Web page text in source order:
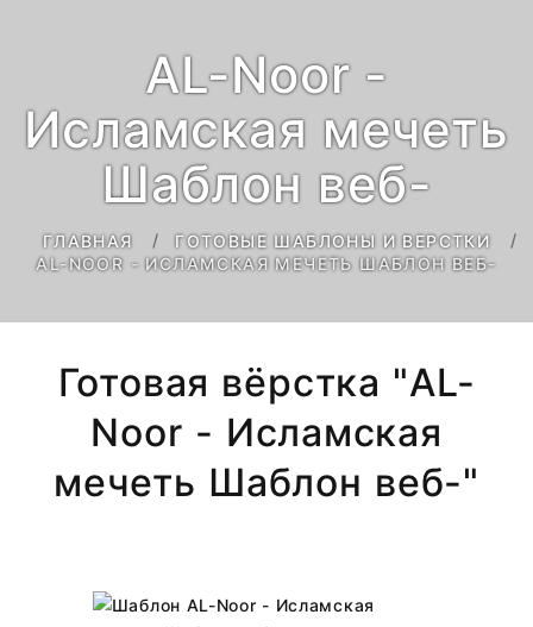
AL-Noor -
Исламская мечеть
Шаблон веб-
ГЛАВНАЯ
ГОТОВЫЕ ШАБЛОНЫ И ВЕРСТКИ
AL-NOOR - ИСЛАМСКАЯ МЕЧЕТЬ ШАБЛОН ВЕБ-
Готовая вёрстка "AL-
Noor - Исламская
мечеть Шаблон веб-"